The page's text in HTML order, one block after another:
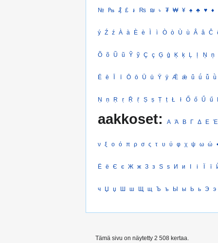
№ ₧ ₰ £ ៛ ₨ ₪ ৳ ₮ ₩ ¥ ♠ ♣ ♥ ♦
ý Ź ź À à È è Ì ì Ò ò Ù ù Â â Ĉ
Õ õ Ũ ũ Ỹ ỹ Ç ç Ģ ģ Ķ ķ Ļ ļ Ņ ņ
Ē ē Ī ī Ō ō Ū ū Ȳ ȳ Ǣ ǣ ǖ ǘ ǚ ǜ
Ṇ ṇ Ṛ ṛ Ṝ ṝ Ṣ ṣ Ṭ ṭ Ł ł Ő ő Ű ű
aakkoset: Α Ά Β Γ Δ Ε Έ
ν ξ ο ό π ρ σ ς τ υ ύ φ χ ψ ω ώ •
Ё ё Є є Ж ж З з Ѕ ѕ И и І і Ї ї
ч Џ џ Ш ш Щ щ Ъ ъ Ы ы Ь ь Э э
Tämä sivu on näytetty 2 508 kertaa.